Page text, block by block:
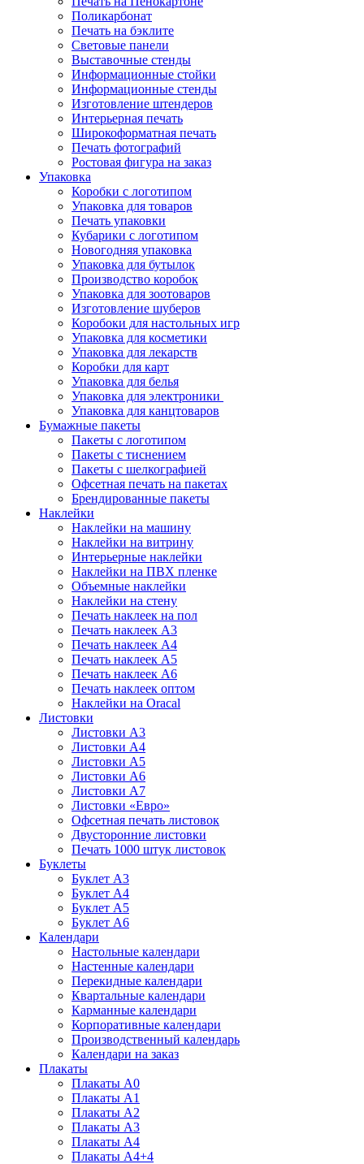
Поликарбонат
Печать на бэклите
Световые панели
Выставочные стенды
Информационные стойки
Информационные стенды
Изготовление штендеров
Интерьерная печать
Широкоформатная печать
Печать фотографий
Ростовая фигура на заказ
Упаковка
Коробки с логотипом
Упаковка для товаров
Печать упаковки
Кубарики с логотипом
Новогодняя упаковка
Упаковка для бутылок
Производство коробок
Упаковка для зоотоваров
Изготовление шуберов
Коробоки для настольных игр
Упаковка для косметики
Упаковка для лекарств
Коробки для карт
Упаковка для белья
Упаковка для электроники
Упаковка для канцтоваров
Бумажные пакеты
Пакеты с логотипом
Пакеты с тиснением
Пакеты с шелкографией
Офсетная печать на пакетах
Брендированные пакеты
Наклейки
Наклейки на машину
Наклейки на витрину
Интерьерные наклейки
Наклейки на ПВХ пленке
Объемные наклейки
Наклейки на стену
Печать наклеек на пол
Печать наклеек А3
Печать наклеек А4
Печать наклеек А5
Печать наклеек А6
Печать наклеек оптом
Наклейки на Oracal
Листовки
Листовки А3
Листовки А4
Листовки А5
Листовки А6
Листовки А7
Листовки «Евро»
Офсетная печать листовок
Двусторонние листовки
Печать 1000 штук листовок
Буклеты
Буклет А3
Буклет А4
Буклет А5
Буклет А6
Календари
Настольные календари
Настенные календари
Перекидные календари
Квартальные календари
Карманные календари
Корпоративные календари
Производственный календарь
Календари на заказ
Плакаты
Плакаты А0
Плакаты А1
Плакаты А2
Плакаты А3
Плакаты А4
Плакаты А4+4